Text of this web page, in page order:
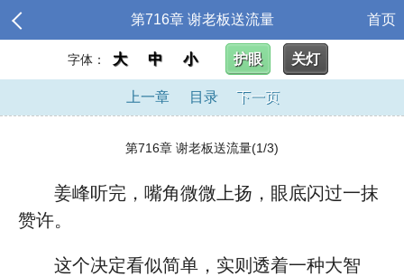
第716章 谢老板送流量 首页
字体： 大 中 小 护眼 关灯
上一章 目录 下一页
第716章 谢老板送流量(1/3)
姜峰听完，嘴角微微上扬，眼底闪过一抹
赞许。
这个决定看似简单，实则透着一种大智